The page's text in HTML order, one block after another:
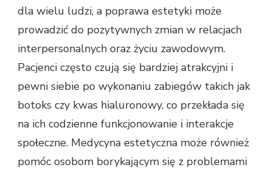
dla wielu ludzi, a poprawa estetyki może
prowadzić do pozytywnych zmian w relacjach
interpersonalnych oraz życiu zawodowym.
Pacjenci często czują się bardziej atrakcyjni i
pewni siebie po wykonaniu zabiegów takich jak
botoks czy kwas hialuronowy, co przekłada się
na ich codzienne funkcjonowanie i interakcje
społeczne. Medycyna estetyczna może również
pomóc osobom borykającym się z problemami